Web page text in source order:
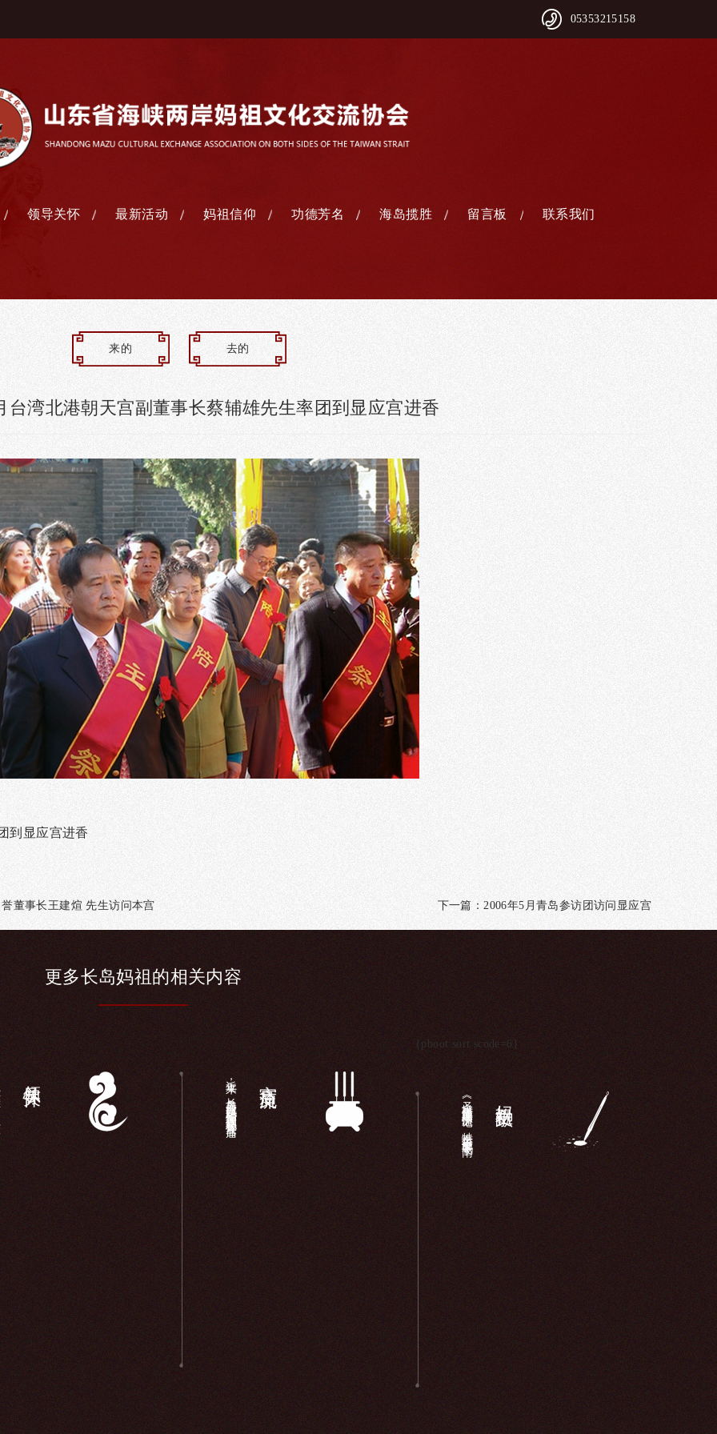
05353215158
领导关怀 最新活动 妈祖信仰 功德芳名 海岛揽胜 留言板 联系我们
来的 去的
台湾北港朝天宫副董事长蔡辅雄先生率团到显应宫进香
到显应宫进香
董事长王建煊 先生访问本宫 下一篇：2006年5月青岛参访团访问显应宫
更多长岛妈祖的相关内容
{pboot:sort scode=6}
... 近年来，长岛显应宫以妈祖信仰为载体积极开展宫庙... 《圣墩祖庙重建顺济庙记》：特奏名进士廖鹏飞于南...